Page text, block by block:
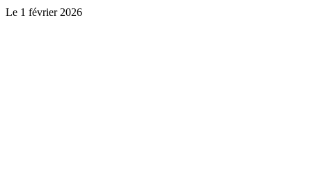
Le 1 février 2026